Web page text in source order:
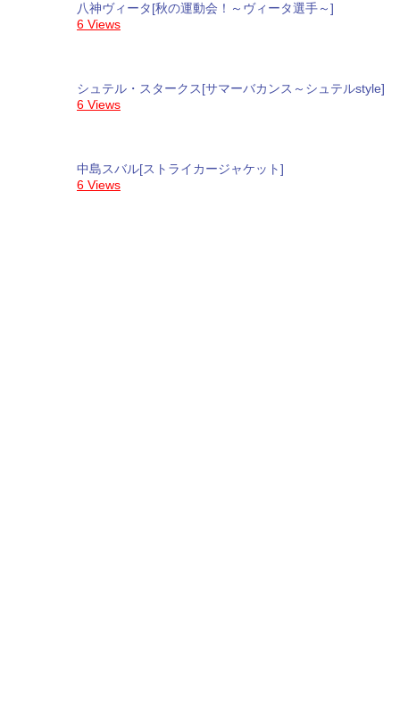
八神ヴィータ[秋の運動会！～ヴィータ選手～]
6 Views
シュテル・スタークス[サマーバカンス～シュテルstyle]
6 Views
中島スバル[ストライカージャケット]
6 Views